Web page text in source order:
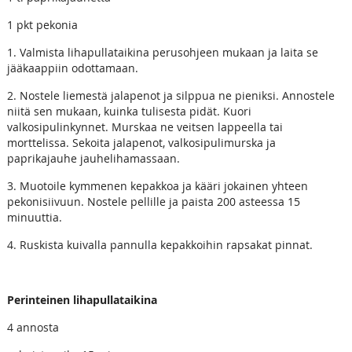
1 pkt pekonia
1. Valmista lihapullataikina perusohjeen mukaan ja laita se
jääkaappiin odottamaan.
2. Nostele liemestä jalapenot ja silppua ne pieniksi. Annostele
niitä sen mukaan, kuinka tulisesta pidät. Kuori
valkosipulinkynnet. Murskaa ne veitsen lappeella tai
morttelissa. Sekoita jalapenot, valkosipulimurska ja
paprikajauhe jauhelihamassaan.
3. Muotoile kymmenen kepakkoa ja kääri jokainen yhteen
pekonisiivuun. Nostele pellille ja paista 200 asteessa 15
minuuttia.
4. Ruskista kuivalla pannulla kepakkoihin rapsakat pinnat.
Perinteinen lihapullataikina
4 annosta